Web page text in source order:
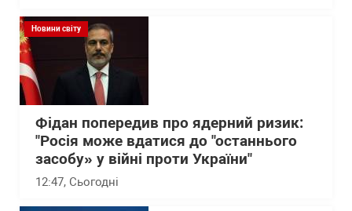
Новини світу
Фідан попередив про ядерний ризик:
"Росія може вдатися до "останнього
засобу» у війні проти України"
12:47, Сьогодні